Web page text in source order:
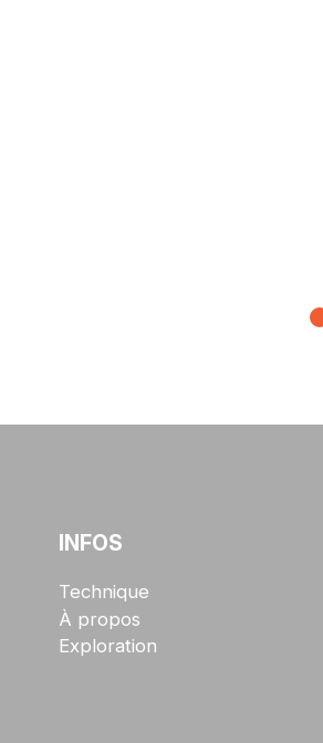
INFOS
Technique
À propos
Exploration